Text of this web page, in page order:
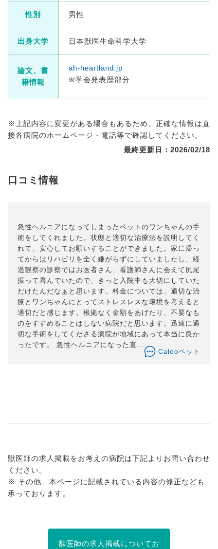
性別 男性
出身大学 日本獣医生命科学大学
論文、書
籍情報
ah-heartland.jp
※学会発表歴部分
※上記内容に変更がある場合もあるため、正確な情報は直
接各病院のホームページ・電話等で確認してください。
最終更新日：2026/02/18
口コミ情報
急性ヘルニアになってしまったペットのワンちゃんの手
術をしてくれました。状態と適切な治療法を説明してく
れて、安心してお願いすることができました。家に帰っ
てからはリハビリを全く嫌がらずにしていましたし、経
過観察の診察ではお医者さん、看護師さんに会えて尻尾
振って喜んでいたので、きっと入院中も大切にしていた
だけたんだなぁと思います。料金については、適切な治
療とワンちゃんにとってストレスレスな環境を考えると
適切だと感じます。根拠なく金額をあげたり、不要なも
のをすすめることはしない病院だと思います。迅速に適
切な手術をしてくださる病院が地域にあって本当に良か
ったです。 急性ヘルニアになった直...
Calooペット
獣医師の求人掲載をお考えの病院は下記よりお問い合わせ
ください。
※ その他、本ページに記載されている内容の修正なども
承っております。
獣医師の求人掲載についてお